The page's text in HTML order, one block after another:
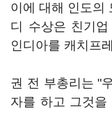
이에 대해 인도의
디 수상은 친기
인디아를 캐치프
권 전 부총리는 "
자를 하고 그것